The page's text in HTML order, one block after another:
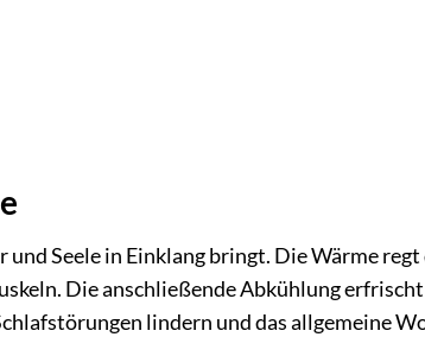
Seele in Einklang bringt. Die Wärme regt
Die anschließende Abkühlung
lindern und das allgemeine